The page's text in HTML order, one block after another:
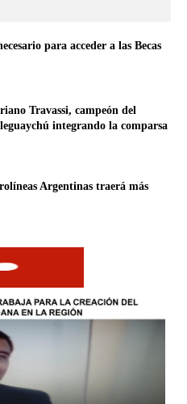
para acceder a las Becas
Travassi, campeón del
integrando la comparsa
Argentinas traerá más